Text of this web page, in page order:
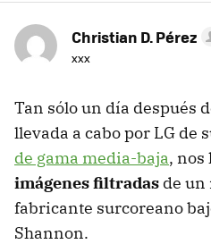
Christian D. Pérez
xxx
Tan sólo un día después
llevada a cabo por LG de
de gama media-baja, nos
imágenes filtradas de un
fabricante surcoreano
Shannon.